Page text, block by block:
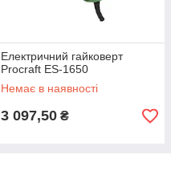
Електричний гайковерт
Procraft ES-1650
Немає в наявності
3 097,50 ₴